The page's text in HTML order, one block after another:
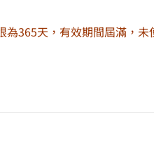
為365天，有效期間屆滿，